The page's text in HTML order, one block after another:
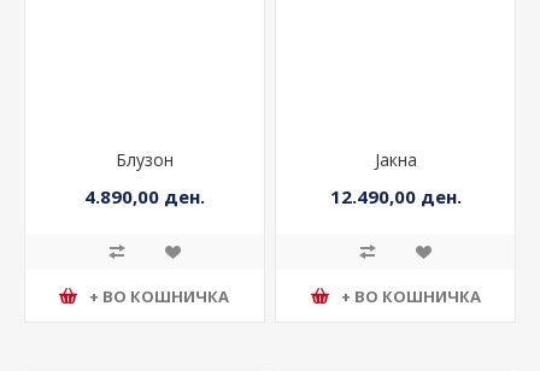
Блузон
4.890,00 ден.
+ ВО КОШНИЧКА
Јакна
12.490,00 ден.
+ ВО КОШНИЧКА